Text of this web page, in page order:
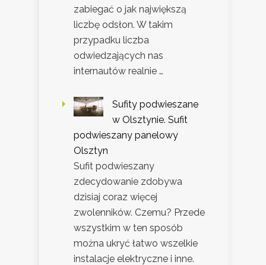
zabiegać o jak największą
liczbę odsłon. W takim
przypadku liczba
odwiedzających nas
internautów realnie …
Sufity podwieszane
w Olsztynie. Sufit
podwieszany panelowy
Olsztyn
Sufit podwieszany
zdecydowanie zdobywa
dzisiaj coraz więcej
zwolenników. Czemu? Przede
wszystkim w ten sposób
można ukryć łatwo wszelkie
instalacje elektryczne i inne.